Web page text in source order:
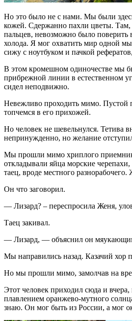
Но это было не с нами. Мы были
кожей. Сдержанно пахли цветы. Там,
пальцев, невозможно было поверить
холода. Я мог охватить мир одной
сижу с ноутбуком и пачкой
В этом кромешном одиночестве мы
прибрежной линии в естественном
сидел неподвижно.
Невежливо проходить мимо. Пустой
топчемся в его прихожей.
Но человек не шевельнулся. Тетива
непринужденно, но желание
Мы прошли мимо хриплого
откладывали яйца морские
таец, вроде местного
Он что заговорил.
— Лизард? – переспросила Женя,
Таец закивал.
— Лизард, — объяснил он мяукающим
Мы направились назад. Казачий хор
Но мы прошли мимо, замолчав на
Этот человек приходил сюда и
плавлением оранжево-мутного
знаю. Он мог быть из России, а мог